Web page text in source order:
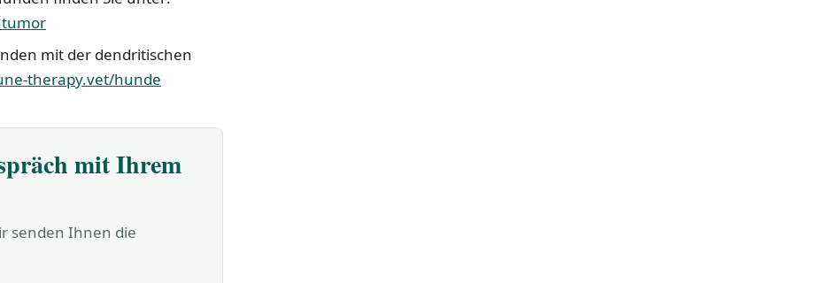
mit der dendritischen
therapy.vet/hunde
mit Ihrem
senden Ihnen die